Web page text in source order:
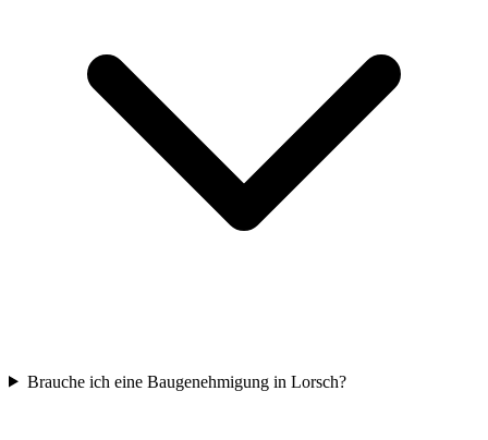
Brauche ich eine Baugenehmigung in Lorsch?